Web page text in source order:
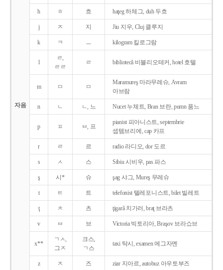
자음
h ㅎ 흐 haţeg 하체그, duh 두흐
j ㅈ 지 Jiu 지우, Cluj 클루지
k ㅋ ㅡ kilogram 킬로그람
l
ㄹ,
ㄹㄹ
ㄹ bibliotecǎ 비블리오테커, hotel 호텔
m ㅁ ㅁ
Maramureş 마라무레슈, Avram
아브람
n ㄴ ㄴ, 느 Nucet 누체트, Bran 브란, pumn 품느
p ㅍ ㅂ, 프
pianist 피아니스트, septembrie
셉템브리에, cap 카프
r ㄹ 르 radio 라디오, dor 도르
s ㅅ 스 Sibiu 시비우, pas 파스
ş 시* 슈 şag 샤그, Mureş 무레슈
t ㅌ 트 telefonist 텔레포니스트, bilet 빌레트
ţ ㅊ 츠 ţigarǎ 치가러, braţ 브라츠
v ㅂ 브 Victoria 빅토리아, Braşov 브라쇼브
x**
ㄱㅅ,
그ㅈ
크스,
ㄱ스
taxi 탁시, examen 에그자멘
z ㅈ 즈 ziar 지아르, autobuz 아우토부즈